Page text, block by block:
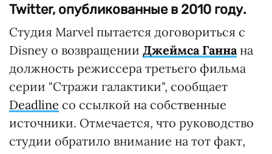
Twitter, опубликованные в 2010 году.
Студия Marvel пытается договориться с
Disney о возвращении Джеймса Ганнана
должность режиссера третьего фильма
серии "Стражи галактики", сообщает
Deadline со ссылкой на собственные
источники. Отмечается, что руководство
студии обратило внимание на тот факт,